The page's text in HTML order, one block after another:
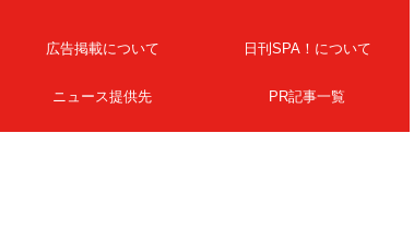
広告掲載について 日刊SPA！について
ニュース提供先 PR記事一覧